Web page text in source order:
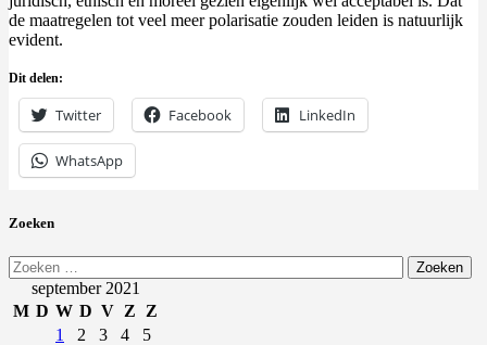
de maatregelen tot veel meer polarisatie zouden leiden is natuurlijk
evident.
Dit delen:
Twitter Facebook LinkedIn
WhatsApp
Zoeken
Zoeken
naar:september 2021
M D W D V Z
Z
1
2 3 4
5